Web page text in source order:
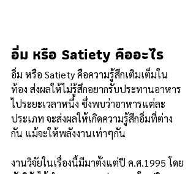
อิ่ม หรือ Satiety คืออะไร
อิ่ม หรือ Satiety คือความรู้สึกเติมเต็มใน
ท้อง ส่งผลให้ไม่รู้สึกอยากรับประทานอาหาร
ไประยะเวลาหนึ่ง ซึ่งพบว่าอาหารแต่ละ
ประเภท จะส่งผลให้เกิดความรู้สึกอิ่มที่ต่าง
กัน แม้จะให้พลังงานเท่าๆกัน
งานวิจัยในเรื่องนี้มีมาตั้งแต่ปี ค.ศ.1995 โดย